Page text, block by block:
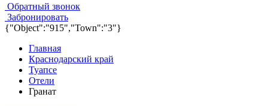
Обратный звонок
Забронировать
{"Object":"915","Town":"3"}
Главная
Краснодарский край
Туапсе
Отели
Гранат